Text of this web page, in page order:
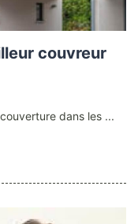
couvreur
dans les ...